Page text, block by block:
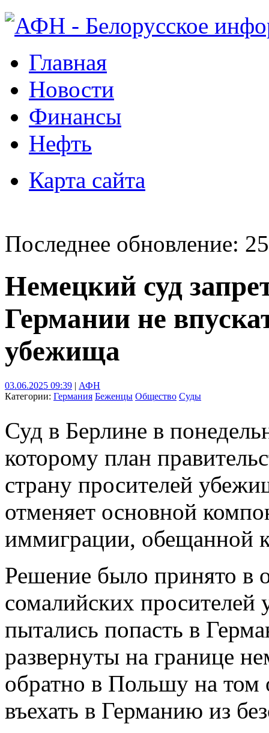
Главная
Новости
Финансы
Нефть
Карта сайта
Последнее обновление:
Немецкий суд
Германии не
убежища
03.06.2025 09:39 | АФН
Категории: Германия Беженцы Общество Суды
Суд в Берлине в
которому план
страну просителей
отменяет основной
иммиграции, обещанной
Решение было принято в
сомалийских
пытались попасть в
развернуты на границе
обратно в Польшу на том
въехать в Германию из